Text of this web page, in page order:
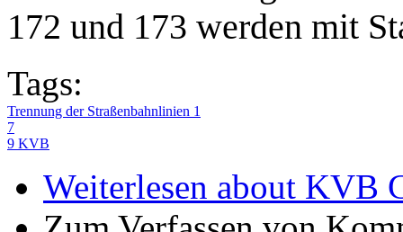
172 und 173 werden mit
Tags:
Trennung der Straßenbahnlinien 1
7
9 KVB
Weiterlesen about KVB